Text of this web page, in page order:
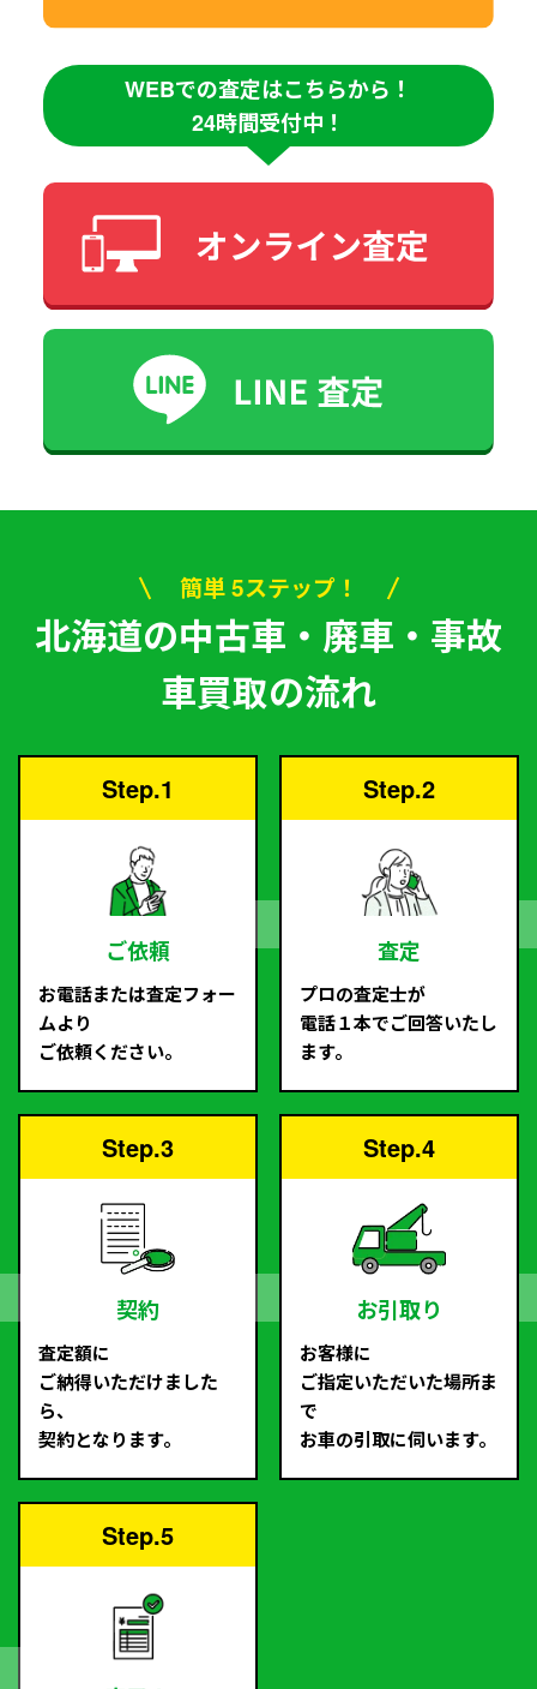
WEBでの査定はこちらから！
24時間受付中！
簡単 5ステップ！
北海道の中古車・廃車・事故
車買取の流れ
Step.1
ご依頼
お電話または査定フォー
ムより
ご依頼ください。
Step.2
査定
プロの査定士が
電話１本でご回答いたし
ます。
Step.3
契約
査定額に
ご納得いただけました
ら、
契約となります。
Step.4
お引取り
お客様に
ご指定いただいた場所ま
で
お車の引取に伺います。
Step.5